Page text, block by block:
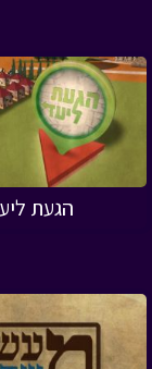
הגעת